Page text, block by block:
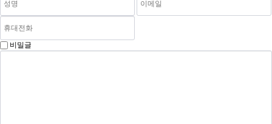
비밀글